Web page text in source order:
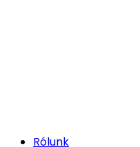
Rólunk